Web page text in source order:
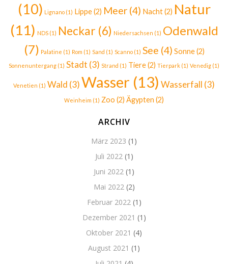
(10) Lignano(1) Lippe(2) Meer(4) Nacht(2) Natur
(11) NDS(1) Neckar (6) Niedersachsen (1) Odenwald
(7) Palatine (1) Rom (1) Sand (1) Scanno(1) See (4) Sonne(2)
Sonnenuntergang (1) Stadt (3) Strand (1) Tiere(2) Tierpark (1) Venedig (1)
Venetien (1) Wald (3)Wasser (13) Wasserfall (3)
Weinheim (1) Zoo (2) Ägypten (2)
ARCHIV
März 2023 (1)
Juli 2022(1)
Juni 2022 (1)
Mai 2022(2)
Februar 2022(1)
Dezember 2021 (1)
Oktober 2021 (4)
August 2021 (1)